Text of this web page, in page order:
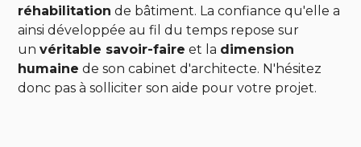
réhabilitation de bâtiment. La confiance qu'elle a
ainsi développée au fil du temps repose sur
unvéritable savoir-faire et la dimension
humaine de son cabinet d'architecte. N'hésitez
donc pas à solliciter son aide pour votre projet.